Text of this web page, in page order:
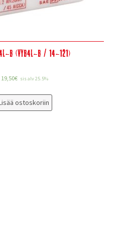
B (VYB4L-B / 14-121)
19,50€ sis alv 25.5%
ostoskoriin